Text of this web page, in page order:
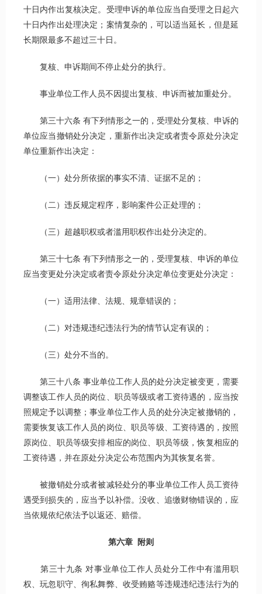
十日内作出复核决定。受理申诉的单位应当自受理之日起六
十日内作出处理决定；案情复杂的，可以适当延长，但是延
长期限最多不超过三十日。
复核、申诉期间不停止处分的执行。
事业单位工作人员不因提出复核、申诉而被加重处分。
第三十六条 有下列情形之一的，受理处分复核、申诉的
单位应当撤销处分决定，重新作出决定或者责令原处分决定
单位重新作出决定：
（一）处分所依据的事实不清、证据不足的；
（二）违反规定程序，影响案件公正处理的；
（三）超越职权或者滥用职权作出处分决定的。
第三十七条 有下列情形之一的，受理复核、申诉的单位
应当变更处分决定或者责令原处分决定单位变更处分决定：
（一）适用法律、法规、规章错误的；
（二）对违规违纪违法行为的情节认定有误的；
（三）处分不当的。
第三十八条 事业单位工作人员的处分决定被变更，需要
调整该工作人员的岗位、职员等级或者工资待遇的，应当按
照规定予以调整；事业单位工作人员的处分决定被撤销的，
需要恢复该工作人员的岗位、职员等级、工资待遇的，按照
原岗位、职员等级安排相应的岗位、职员等级，恢复相应的
工资待遇，并在原处分决定公布范围内为其恢复名誉。
被撤销处分或者被减轻处分的事业单位工作人员工资待
遇受到损失的，应当予以补偿。没收、追缴财物错误的，应
当依规依纪依法予以返还、赔偿。
第六章 附则
第三十九条 对事业单位工作人员处分工作中有滥用职
权、玩忽职守、徇私舞弊、收受贿赂等违规违纪违法行为的